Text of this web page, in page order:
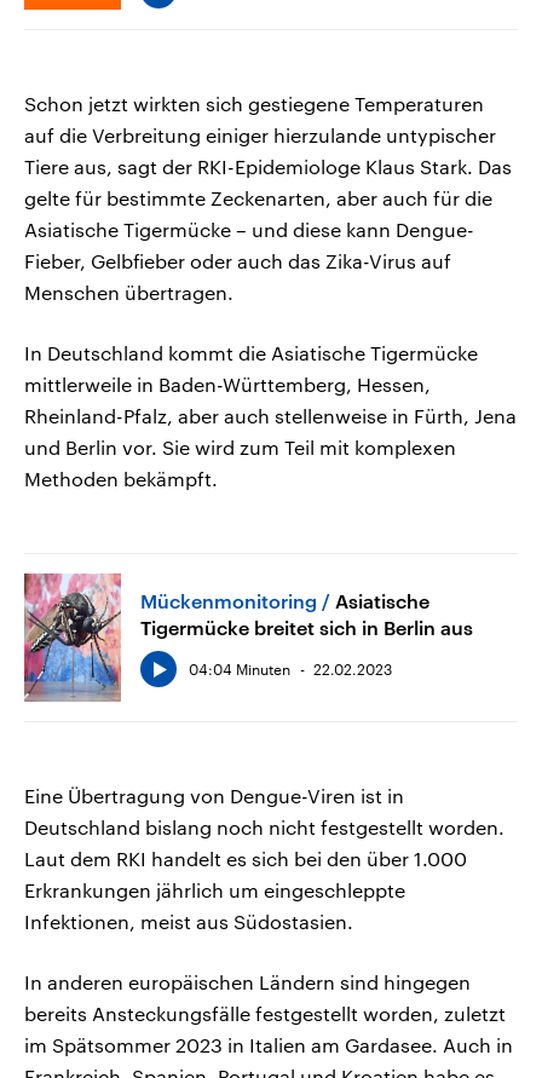
Schon jetzt wirkten sich gestiegene Temperaturen
auf die Verbreitung einiger hierzulande untypischer
Tiere aus, sagt der RKI-Epidemiologe Klaus Stark. Das
gelte für bestimmte Zeckenarten, aber auch für die
Asiatische Tigermücke – und diese kann Dengue-
Fieber, Gelbfieber oder auch das Zika-Virus auf
Menschen übertragen.
In Deutschland kommt die Asiatische Tigermücke
mittlerweile in Baden-Württemberg, Hessen,
Rheinland-Pfalz, aber auch stellenweise in Fürth, Jena
und Berlin vor. Sie wird zum Teil mit komplexen
Methoden bekämpft.
Mückenmonitoring
Asiatische
Tigermücke breitet sich in Berlin aus
04:04 Minuten 22.02.2023
Eine Übertragung von Dengue-Viren ist in
Deutschland bislang noch nicht festgestellt worden.
Laut dem RKI handelt es sich bei den über 1.000
Erkrankungen jährlich um eingeschleppte
Infektionen, meist aus Südostasien.
In anderen europäischen Ländern sind hingegen
bereits Ansteckungsfälle festgestellt worden, zuletzt
im Spätsommer 2023 in Italien am Gardasee. Auch in